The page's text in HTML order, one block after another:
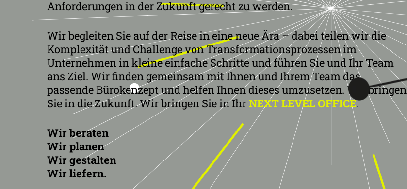
Anforderungen in der Zukunft gerecht zu werden.
Wir begleiten Sie auf der Reise in eine neue Ära – dabei teilen wir die
Komplexität und Challenge von Transformationsprozessen im
Unternehmen in kleine einfache Schritte und führen Sie und Ihr Team
ans Ziel. Wir finden gemeinsam mit Ihnen und Ihrem Team das
passende Bürokenzept und helfen Ihnen dieses umzusetzen. Wir bringen
Sie in die Zukunft. Wir bringen Sie in IhrNEXT LEVEL OFFICE.
Wir beraten
Wir planen
Wir gestalten
Wir liefern.